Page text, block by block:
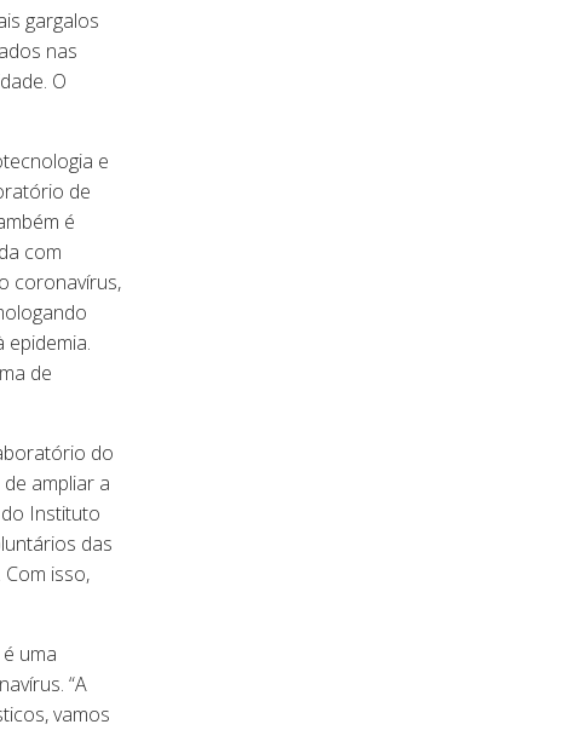
gargalos
nas
O
e
de
é
com
coronavírus,
de
do
ampliar a
Instituto
das
isso,
uma
“A
vamos